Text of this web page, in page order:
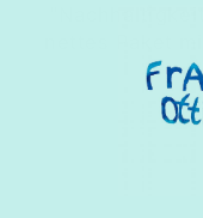
nettes Paket